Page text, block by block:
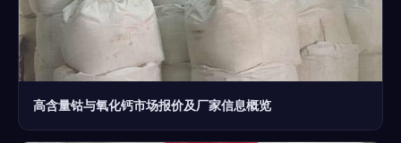
高含量钴与氧化钙市场报价及厂家信息概览